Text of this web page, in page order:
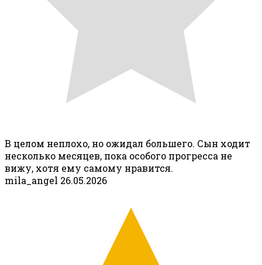
В целом неплохо, но ожидал большего. Сын ходит
несколько месяцев, пока особого прогресса не
вижу, хотя ему самому нравится.
mila_angel 26.05.2026